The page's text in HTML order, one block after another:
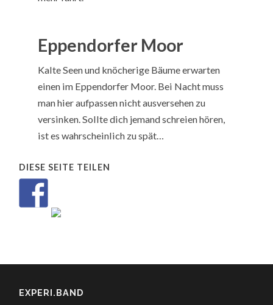
Eppendorfer Moor
Kalte Seen und knöcherige Bäume erwarten
einen im Eppendorfer Moor. Bei Nacht muss
man hier aufpassen nicht ausversehen zu
versinken. Sollte dich jemand schreien hören,
ist es wahrscheinlich zu spät…
DIESE SEITE TEILEN
EXPERI.BAND